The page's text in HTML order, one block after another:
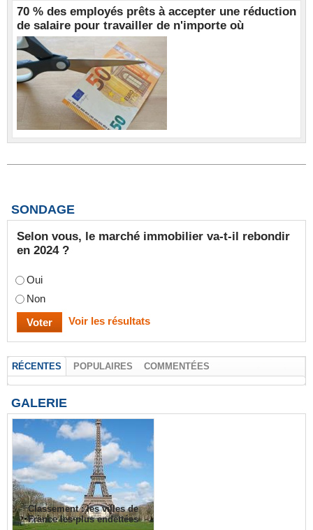
70 % des employés prêts à accepter une réduction
de salaire pour travailler de n'importe où
SONDAGE
Selon vous, le marché immobilier va-t-il rebondir
en 2024 ?
Oui
Non
Voir les résultats
RÉCENTES POPULAIRES COMMENTÉES
GALERIE
Classement : les villes de
France les plus endettées